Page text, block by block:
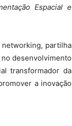
Espacial e
networking, partilha
desenvolvimento
transformador da
a inovação